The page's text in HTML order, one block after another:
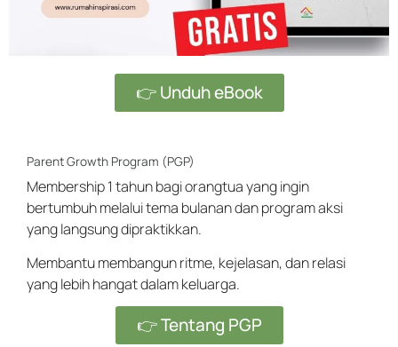
👉 Unduh eBook
Parent Growth Program (PGP)
Membership 1 tahun bagi orangtua yang ingin
bertumbuh melalui tema bulanan dan program aksi
yang langsung dipraktikkan.
Membantu membangun ritme, kejelasan, dan relasi
yang lebih hangat dalam keluarga.
👉 Tentang PGP